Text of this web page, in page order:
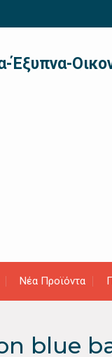
Έξυπνα-
Νέα Προϊόντα
blue